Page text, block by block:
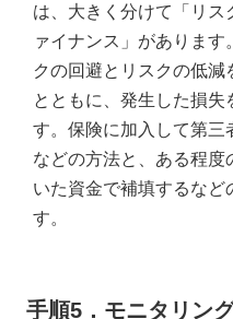
は、大きく分けて「リス
ァイナンス」がありま
クの回避とリスクの低
とともに、発生した損
す。保険に加入して第三
などの方法と、ある程度
いた資金で補填するなど
す。
手順5．モニタリン